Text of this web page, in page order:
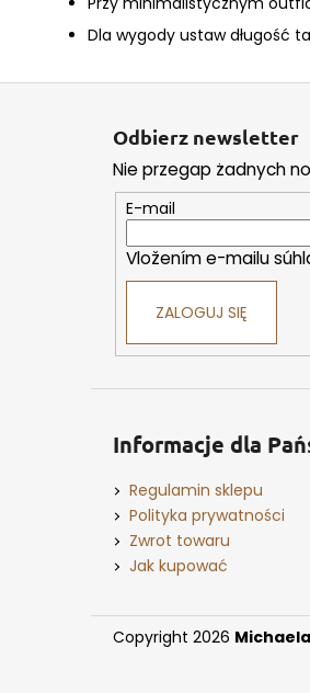
Dla wygody ustaw długość
Odbierz newsletter
Nie przegap żadnych
E-mail
Vložením e-mailu
ZALOGUJ SIĘ
Informacje dla
Regulamin sklepu
Polityka prywatności
Zwrot towaru
Jak kupować
Copyright 2026